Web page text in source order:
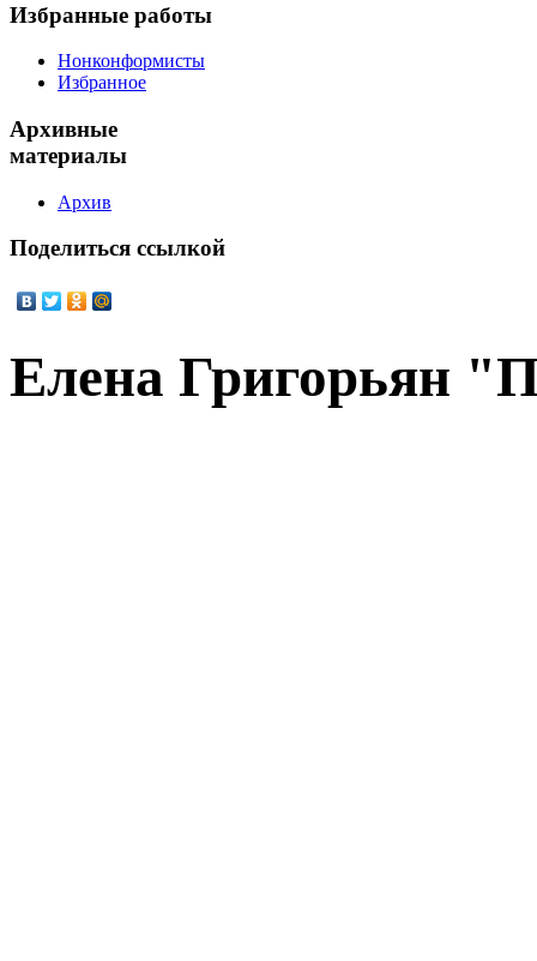
Избранные работы
Нонконформисты
Избранное
Архивные
материалы
Архив
Поделиться ссылкой
Елена Григорьян